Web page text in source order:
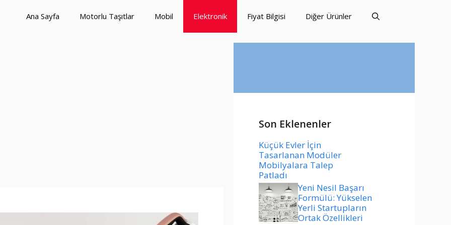
Ana Sayfa Motorlu Taşıtlar Mobil Elektronik Fiyat Bilgisi Diğer Ürünler
Son Eklenenler
Küçük Evler İçin
Tasarlanan Modüler
Mobilyalara Talep
Patladı
Yeni Nesil Başarı
Formülü: Yükselen
Yerli Startupların
Ortak Özellikleri